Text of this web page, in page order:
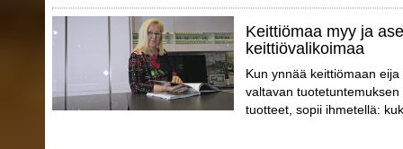
Keittiömaa myy ja
keittiövalikoimaa
Kun ynnää keittiömaan
valtavan
tuotteet, sopii ihmetellä: